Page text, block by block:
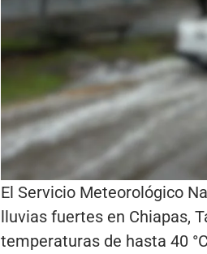
El Servicio Meteorológico
lluvias fuertes en Chiapas,
temperaturas de hasta 40